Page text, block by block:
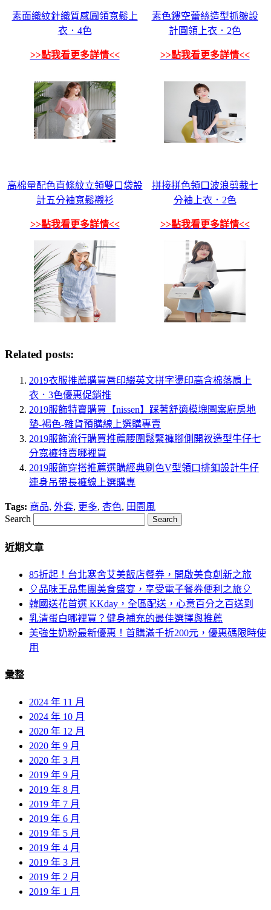
素面織紋針織質感圓領寬鬆上
衣．4色
>>點我看更多詳情<<
素色鏤空蕾絲造型抓皺設
計圓領上衣．2色
>>點我看更多詳情<<
高棉量配色直條紋立領雙口袋設
計五分袖寬鬆襯衫
>>點我看更多詳情<<
拼接拼色領口波浪剪裁七
分袖上衣．2色
>>點我看更多詳情<<
Related posts:
2019衣服推薦購買唇印綴英文拼字燙印高含棉落肩上
衣．3色優惠促銷推
2019服飾特賣購買【nissen】踩著舒適模塊圖案廚房地
墊-褐色-雜貨預購線上選購專賣
2019服飾流行購買推薦腰圍鬆緊褲腳側開衩造型牛仔七
分寬褲特賣哪裡買
2019服飾穿搭推薦選購經典刷色V型領口排釦設計牛仔
連身吊帶長褲線上選購專
Tags: 商品, 外套, 更多, 杏色, 田園風
Search
近期文章
85折起！台北寒舍艾美飯店餐券，開啟美食創新之旅
🎈品味王品集團美食盛宴，享受電子餐券便利之旅🎈
韓國送花首選 KKday，全區配送，心意百分之百送到
乳清蛋白哪裡買？健身補充的最佳選擇與推薦
美強生奶粉最新優惠！首購滿千折200元，優惠碼限時使
用
彙整
2024 年 11 月
2024 年 10 月
2020 年 12 月
2020 年 9 月
2020 年 3 月
2019 年 9 月
2019 年 8 月
2019 年 7 月
2019 年 6 月
2019 年 5 月
2019 年 4 月
2019 年 3 月
2019 年 2 月
2019 年 1 月